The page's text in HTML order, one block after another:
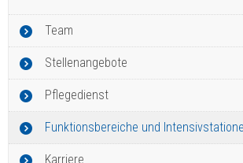
Team
Stellenangebote
Pflegedienst
Funktionsbereiche und
Karriere